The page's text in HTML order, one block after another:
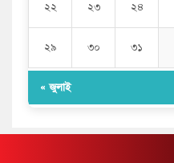
২২ ২৩ ২৪
২৯ ৩০ ৩১
« জুলাই